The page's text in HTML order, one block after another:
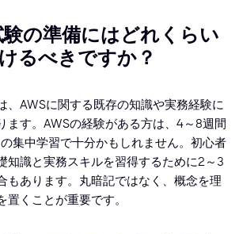
の準備にはどれくらい
るべきですか？
、AWSに関する既存の知識や実務経験に
ます。AWSの経験がある方は、4～8週間
集中学習で十分かもしれません。初心者
知識と実務スキルを習得するために2～3
もあります。丸暗記ではなく、概念を理
くことが重要です。